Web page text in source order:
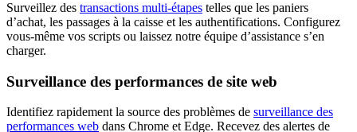
Surveillez des transactions multi-étapes telles que les paniers
d’achat, les passages à la caisse et les authentifications. Configurez
vous-même vos scripts ou laissez notre équipe d’assistance s’en
charger.
Surveillance des performances de site web
Identifiez rapidement la source des problèmes de surveillance des
performances web dans Chrome et Edge. Recevez des alertes de